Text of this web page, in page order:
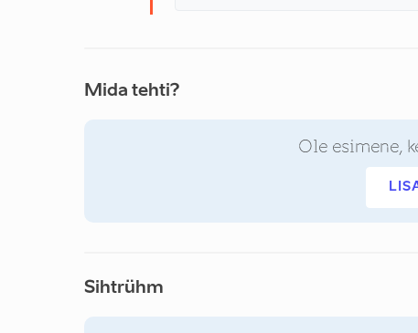
Mida tehti?
Ole esimene,
Sihtrühm